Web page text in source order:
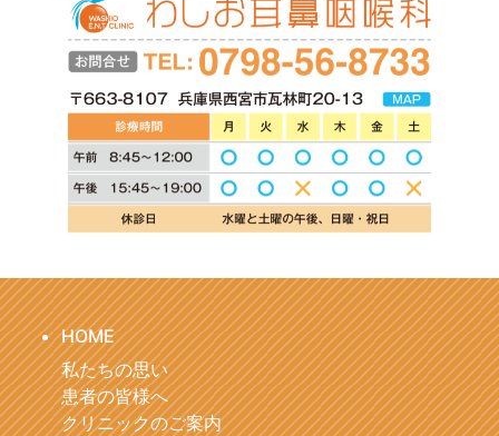
HOME
私たちの思い
患者の皆様へ
クリニックのご案内